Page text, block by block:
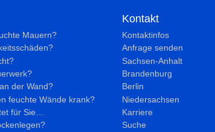
Mauern?
der Wand?
feuchte Wände krank?
für Sie…
Kontakt
Kontaktinfos
Anfrage senden
Sachsen-Anhalt
Brandenburg
Berlin
Niedersachsen
Karriere
Suche